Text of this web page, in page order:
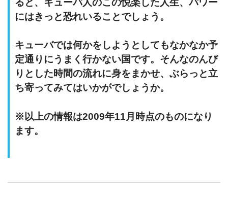
にはきっと恐れいることでしょう。
キューバでは何かをしようとしてもなかなか予
定通りにうまく行かない国です。そんなのんび
りとした時間の流れに身をまかせ、ぶらっと立
ち寄ってみてはいかがでしょうか。
※以上の情報は2009年11月時点のものになり
ます。